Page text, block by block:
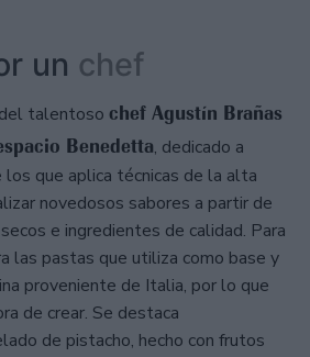
un chef
talentoso chef Agustín Brañas
Benedetta, dedicado a
que aplica técnicas de la alta
novedosos sabores a partir de
e ingredientes de calidad. Para
las pastas que utiliza como base y
proveniente de Italia, por lo que
de crear. Se destaca
de pistacho, hecho con frutos